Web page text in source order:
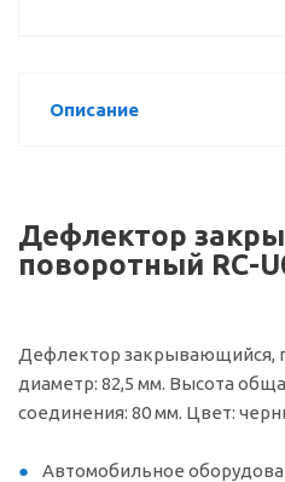
Описание
Дефлектор
поворотный RC-
Дефлектор закрывающийся,
диаметр: 82,5 мм. Высота
соединения: 80 мм. Цвет:
Автомобильное